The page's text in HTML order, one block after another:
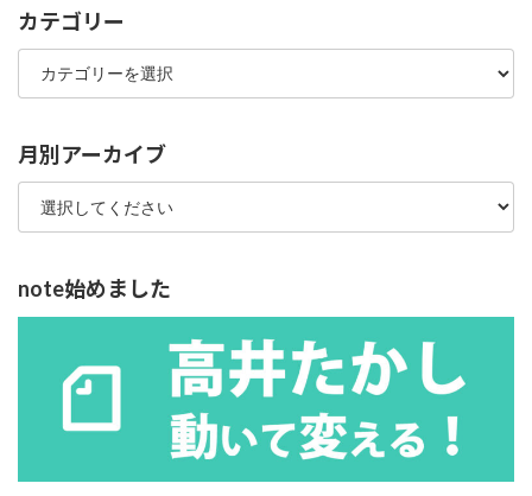
カテゴリー
カ
ゴ
ー
月別アーカイブ
note始めました